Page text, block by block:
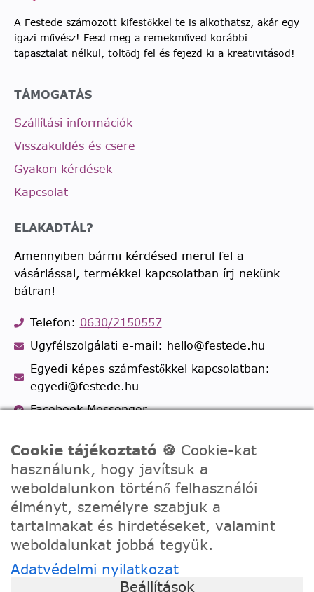
A Festede számozott kifestőkkel te is alkothatsz, akár egy
igazi művész! Fesd meg a remekműved korábbi
tapasztalat nélkül, töltődj fel és fejezd ki a kreativitásod!
TÁMOGATÁS
Szállítási információk
Visszaküldés és csere
Gyakori kérdések
Kapcsolat
ELAKADTÁL?
Amennyiben bármi kérdésed merül fel a
vásárlással, termékkel kapcsolatban írj nekünk
bátran!
Telefon: 0630/2150557
Ügyfélszolgálati e-mail: hello@festede.hu
Egyedi képes számfestőkkel kapcsolatban:
egyedi@festede.hu
Facebook Messenger
Cookie tájékoztató 🍪 Cookie-kat
használunk, hogy javítsuk a
weboldalunkon történő felhasználói
élményt, személyre szabjuk a
tartalmakat és hirdetéseket, valamint
weboldalunkat jobbá tegyük.
Adatvédelmi nyilatkozat
Beállítások